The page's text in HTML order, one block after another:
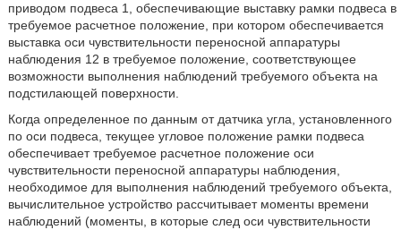
приводом подвеса 1, обеспечивающие выставку рамки подвеса в
требуемое расчетное положение, при котором обеспечивается
выставка оси чувствительности переносной аппаратуры
наблюдения 12 в требуемое положение, соответствующее
возможности выполнения наблюдений требуемого объекта на
подстилающей поверхности.
Когда определенное по данным от датчика угла, установленного
по оси подвеса, текущее угловое положение рамки подвеса
обеспечивает требуемое расчетное положение оси
чувствительности переносной аппаратуры наблюдения,
необходимое для выполнения наблюдений требуемого объекта,
вычислительное устройство рассчитывает моменты времени
наблюдений (моменты, в которые след оси чувствительности